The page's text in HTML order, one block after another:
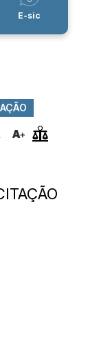
E-sic